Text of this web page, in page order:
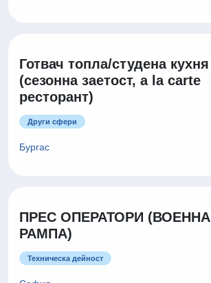
Готвач топла/студена кухня
(сезонна заетост, a la carte
ресторант)
Други сфери
Бургас
ПРЕС ОПЕРАТОРИ (ВОЕННА
РАМПА)
Техническа дейност